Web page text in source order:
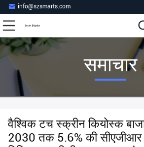
info@szsmarts.com
समाचार
वैश्विक टच स्क्रीन कियोस्क
2030 तक 5.6% की